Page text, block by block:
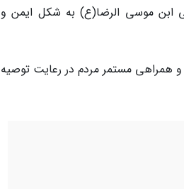
ابن موسی الرضا(ع) به شکل ایمن و
و همراهی مستمر مردم در رعایت توصیه